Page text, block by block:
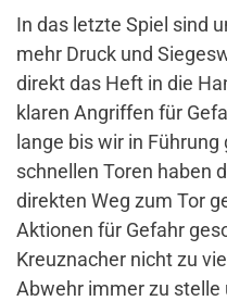
In das letzte Spiel sind
mehr Druck und
direkt das Heft in die
klaren Angriffen für
lange bis wir in
schnellen Toren haben
direkten Weg zum Tor
Aktionen für Gefahr
Kreuznacher nicht zu
Abwehr immer zu stelle